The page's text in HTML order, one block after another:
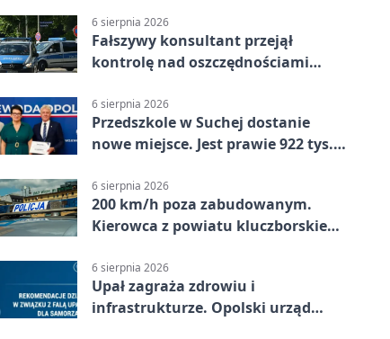
6 sierpnia 2026
Fałszywy konsultant przejął
kontrolę nad oszczędnościami
6 sierpnia 2026
Przedszkole w Suchej dostanie
nowe miejsce. Jest prawie 922 tys.
6 sierpnia 2026
200 km/h poza zabudowanym.
Kierowca z powiatu kluczborskiego
6 sierpnia 2026
Upał zagraża zdrowiu i
infrastrukturze. Opolski urząd